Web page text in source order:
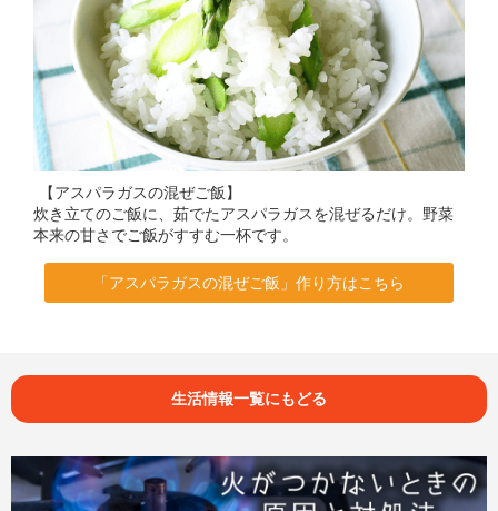
【アスパラガスの混ぜご飯】
炊き立てのご飯に、茹でたアスパラガスを混ぜるだけ。野菜
本来の甘さでご飯がすすむ一杯です。
「アスパラガスの混ぜご飯」作り方はこちら
生活情報一覧にもどる